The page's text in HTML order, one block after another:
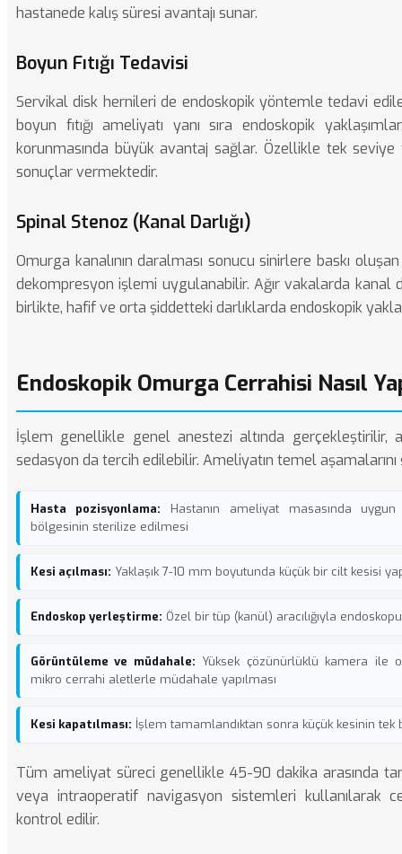
hastanede kalış süresi avantajı sunar.
Boyun Fıtığı Tedavisi
Servikal disk hernileri de endoskopik yöntemle tedavi
boyun fıtığı ameliyatı yanı sıra endoskopik
korunmasında büyük avantaj sağlar. Özellikle tek seviye
sonuçlar vermektedir.
Spinal Stenoz (Kanal Darlığı)
Omurga kanalının daralması sonucu sinirlere baskı
dekompresyon işlemi uygulanabilir. Ağır vakalarda kanal
birlikte, hafif ve orta şiddetteki darlıklarda endoskopik
Endoskopik Omurga Cerrahisi Nasıl
İşlem genellikle genel anestezi altında gerçekleştirilir,
sedasyon da tercih edilebilir. Ameliyatın temel
Hasta pozisyonlama: Hastanın ameliyat masasında
bölgesinin sterilize edilmesi
Kesi açılması: Yaklaşık 7-10 mm boyutunda küçük bir cilt kesisi
Endoskop yerleştirme: Özel bir tüp (kanül) aracılığıyla
Görüntüleme ve müdahale: Yüksek çözünürlüklü kamera ile
mikro cerrahi aletlerle müdahale yapılması
Kesi kapatılması: İşlem tamamlandıktan sonra küçük kesinin
Tüm ameliyat süreci genellikle 45-90 dakika arasında
veya intraoperatif navigasyon sistemleri kullanılarak
kontrol edilir.